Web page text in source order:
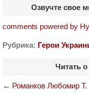
Озвучте свое
comments powered by
Рубрика: Герои
Читать о
← Романков Любомир Т.